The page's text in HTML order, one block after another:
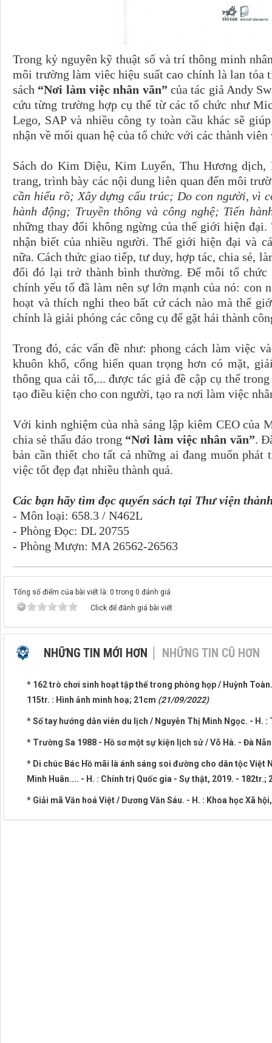
Trong kỷ nguyên kỹ thuật số và trí thông minh
môi trường làm viêc hiệu suất cao chính là lan tỏa
sách “Nơi làm việc nhân văn” của tác giả Andy
cứu từng trường hợp cụ thể từ các tổ chức như
Lego, SAP và nhiều công ty toàn cầu khác sẽ
nhận về mối quan hệ của tổ chức với các thành
Sách do Kim Diệu, Kim Luyến, Thu Hương
trang, trình bày các nội dung liên quan đến môi
cần hiểu rõ; Xây dựng cấu trúc; Do con người, vì
hành động; Truyền thông và công nghệ; Tiến
những thay đổi không ngừng của thế giới hiện
nhận biết của nhiều người. Thế giới hiện đại và
nữa. Cách thức giao tiếp, tư duy, hợp tác, chia sẻ,
đổi đó lại trở thành bình thường. Để mỗi tổ chức
chính yếu tố đã làm nên sự lớn mạnh của nó:
hoạt và thích nghi theo bất cứ cách nào mà thế
chính là giải phóng các công cụ để gặt hái thành
Trong đó, các vấn đề như: phong cách làm việc
khuôn khổ, cống hiến quan trọng hơn có mặt,
thông qua cải tổ,... được tác giả đề cập cụ thể
tạo điều kiện cho con người, tạo ra nơi làm việc
Với kinh nghiệm của nhà sáng lập kiêm CEO của
chia sẻ thấu đáo trong “Nơi làm việc nhân văn”.
bản cần thiết cho tất cả những ai đang muốn
việc tốt đẹp đạt nhiều thành quả.
Các bạn hãy tìm đọc quyển sách tại Thư viện
- Môn loại: 658.3 / N462L
- Phòng Đọc: DL 20755
- Phòng Mượn: MA 26562-26563
Tổng số điểm của bài viết là: 0 trong 0 đánh giá
Click để đánh giá bài viết
NHỮNG TIN MỚI HƠN NHỮNG TIN CŨ HƠN
* 162 trò chơi sinh hoạt tập thể trong phòng họp / Huỳnh
115tr. : Hình ảnh minh hoạ; 21cm (21/09/2022)
* Sổ tay hướng dẫn viên du lịch / Nguyễn Thị Minh Ngọc. - H.
* Trường Sa 1988 - Hồ sơ một sự kiện lịch sử / Võ Hà. - Đà
* Di chúc Bác Hồ mãi là ánh sáng soi đường cho dân tộc Việt
Minh Huân.... - H. : Chính trị Quốc gia - Sự thật, 2019. - 182tr.;
* Giải mã Văn hoá Việt / Dương Văn Sáu. - H. : Khoa học Xã